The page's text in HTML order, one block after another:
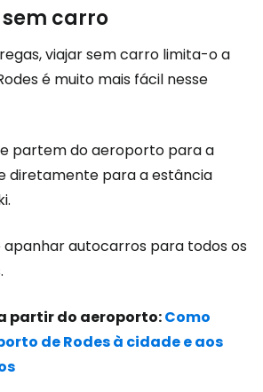
carro
viajar sem carro limita-o a
é muito mais fácil nesse
partem do aeroporto para a
diretamente para a estância
autocarros para todos os
partir do aeroporto:Como
de Rodes à cidade e aos